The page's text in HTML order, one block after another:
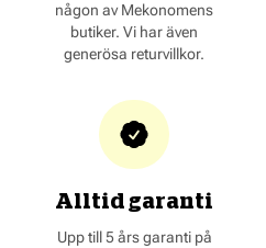
någon av Mekonomens
butiker. Vi har även
generösa returvillkor.
Alltid garanti
Upp till 5 års garanti på